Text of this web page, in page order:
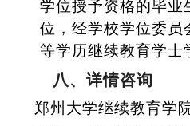
学位授予资格的毕业
位，经学校学位委员
等学历继续教育学士
八、详情咨询
郑州大学继续教育学